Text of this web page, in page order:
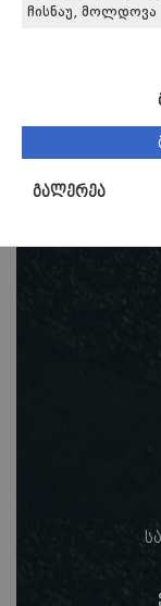
ჩისნაუ, მოლდოვა
გალერეა